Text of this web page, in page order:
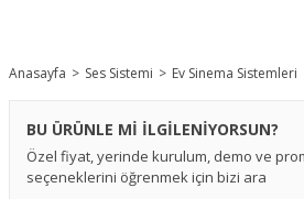
Anasayfa Ses Sistemi Ev Sinema Sistemleri
BU ÜRÜNLE Mİ İLGİLENİYORSUN?
Özel fiyat, yerinde kurulum, demo ve
seçeneklerini öğrenmek için bizi ara